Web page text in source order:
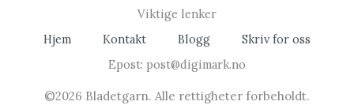
Viktige lenker
Hjem
Kontakt Blogg
Skriv for oss
Epost: post@digimark.no
©2026 Bladetgarn. Alle rettigheter forbeholdt.